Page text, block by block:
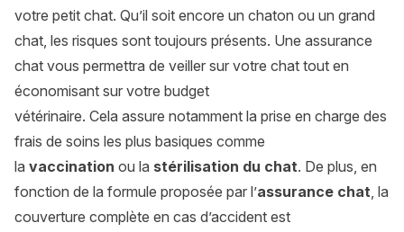
votre petit chat. Qu’il soit encore un chaton ou un grand
chat, les risques sont toujours présents. Une assurance
chat vous permettra de veiller sur votre chat tout en
économisant sur votre budget
vétérinaire. Cela assure notamment la prise en charge des
frais de soins les plus basiques comme
la vaccination ou la stérilisation du chat. De plus, en
fonction de la formule proposée par l’assurance chat, la
couverture complète en cas d’accident est